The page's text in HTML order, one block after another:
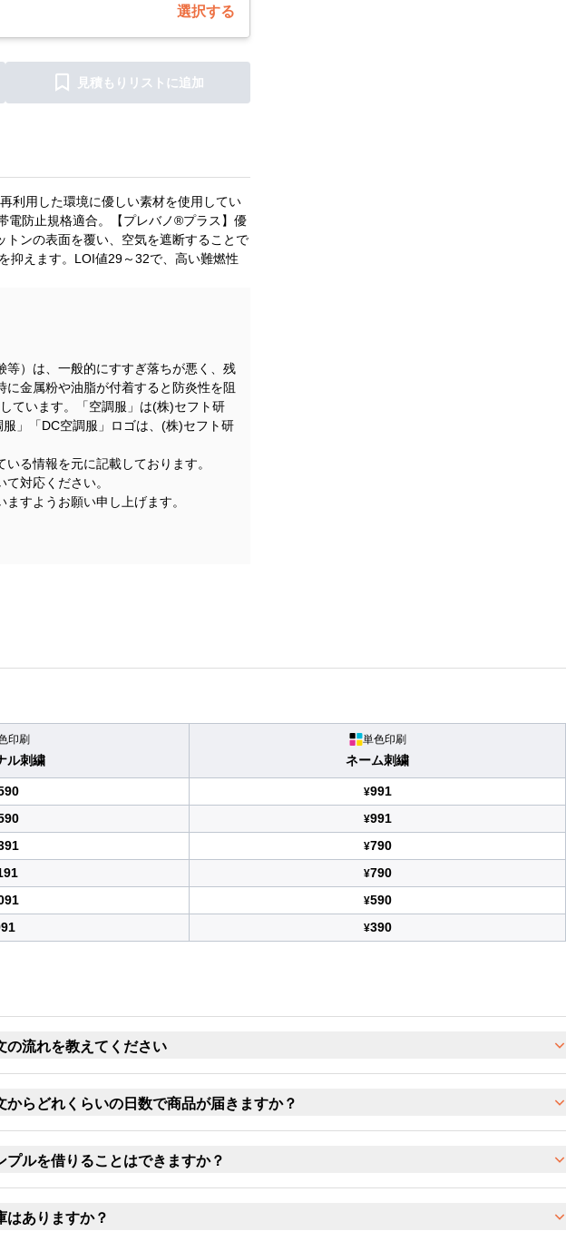
選択する
見積もりリストに追加
利用した環境に優しい素材を使用してい
電防止規格適合。【プレバノ®プラス】優
ンの表面を覆い、空気を遮断することで
抑えます。LOI値29～32で、高い難燃性
）は、一般的にすすぎ落ちが悪く、残
金属粉や油脂が付着すると防炎性を阻
ています。「空調服」は(株)セフト研
」「DC空調服」ロゴは、(株)セフト研
る情報を元に記載しております。
対応ください。
すようお願い申し上げます。
印刷
ル刺繍
単色印刷
ネーム刺繍
¥991
¥991
¥790
¥790
¥590
¥390
の流れを教えてください
からどれくらいの日数で商品が届きますか？
プルを借りることはできますか？
はありますか？